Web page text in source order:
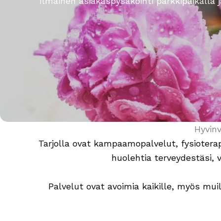
Tarjolla ovat kampaamopalvelut,
huolehtia terveydestäsi,
Palvelut ovat avoimia kaikille, myös